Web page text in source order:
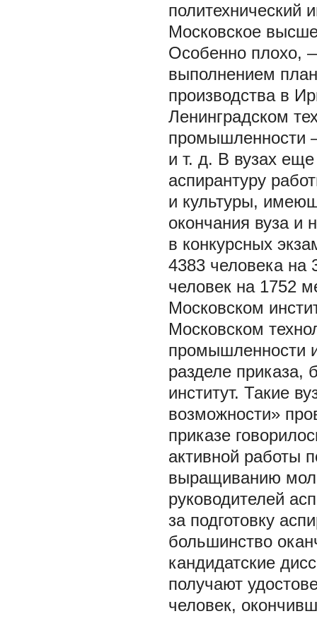
политехнический
Московское
Особенно плохо,
выполнением
производства в
Ленинградском
промышленности
и т. д. В вузах
аспирантуру
и культуры,
окончания вуза и
в конкурсных
4383 человека на
человек на 1752
Московском
Московском
промышленности
разделе приказа,
институт. Такие
возможности»
приказе
активной работы
выращиванию
руководителей
за подготовку
большинство
кандидатские
получают
человек,